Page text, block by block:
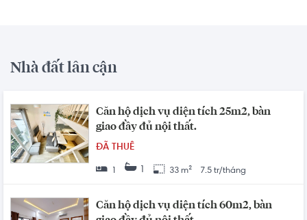
Nhà đất lân cận
Căn hộ dịch vụ diện tích 25m2, bàn
giao đầy đủ nội thất.
ĐÃ THUÊ
1 33 m² 7.5 tr/tháng
Căn hộ dịch vụ diện tích 60m2, bàn